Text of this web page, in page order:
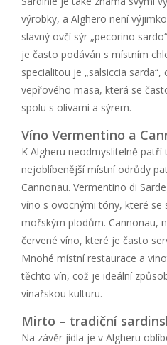
výrobky, a Alghero není
slavný ovčí sýr „pecorino
je často podáván s místním
specialitou je „salsiccia
vepřového masa, která se
spolu s olivami a sýrem.
Víno Vermentino a
K Algheru neodmyslitelně
nejoblíbenější místní odrůdy
Cannonau. Vermentino di
víno s ovocnými tóny, které se
mořským plodům. Cannonau,
červené víno, které je často
Mnohé místní restaurace a
těchto vín, což je ideální
vinařskou kulturu.
Mirto – tradiční
Na závěr jídla je v Algheru